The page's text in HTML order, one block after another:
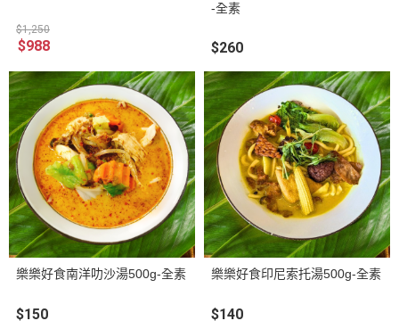
$1,250
$988
-全素
$260
樂樂好食南洋叻沙湯500g-全素
$150
樂樂好食印尼索托湯500g-全素
$140